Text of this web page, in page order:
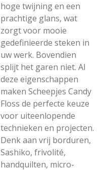
hoge twijning en een
prachtige glans, wat
zorgt voor mooie
gedefinieerde steken in
uw werk. Bovendien
splijt het garen niet. Al
deze eigenschappen
maken Scheepjes Candy
Floss de perfecte keuze
voor uiteenlopende
technieken en projecten.
Denk aan vrij borduren,
Sashiko, frivolité,
handquilten, micro-